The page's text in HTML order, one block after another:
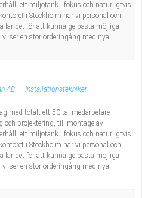
ett miljötänk i fokus och naturligtvis
i Stockholm har vi personal och
landet för att kunna ge bästa möjliga
ser en stor orderingång med nya
AB Installationstekniker
med totalt ett 50-tal medarbetare
och projektering, till montage av
ett miljötänk i fokus och naturligtvis
i Stockholm har vi personal och
landet för att kunna ge bästa möjliga
ser en stor orderingång med nya